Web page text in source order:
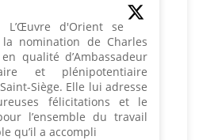
L’Œuvre d'Orient se
nomination de Charles
qualité d’Ambassadeur
et plénipotentiaire
Siège. Elle lui adresse
félicitations et le
l’ensemble du travail
qu’il a accompli